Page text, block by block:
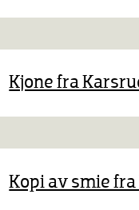
Se mer på
Kjone fra
Kopi av smie